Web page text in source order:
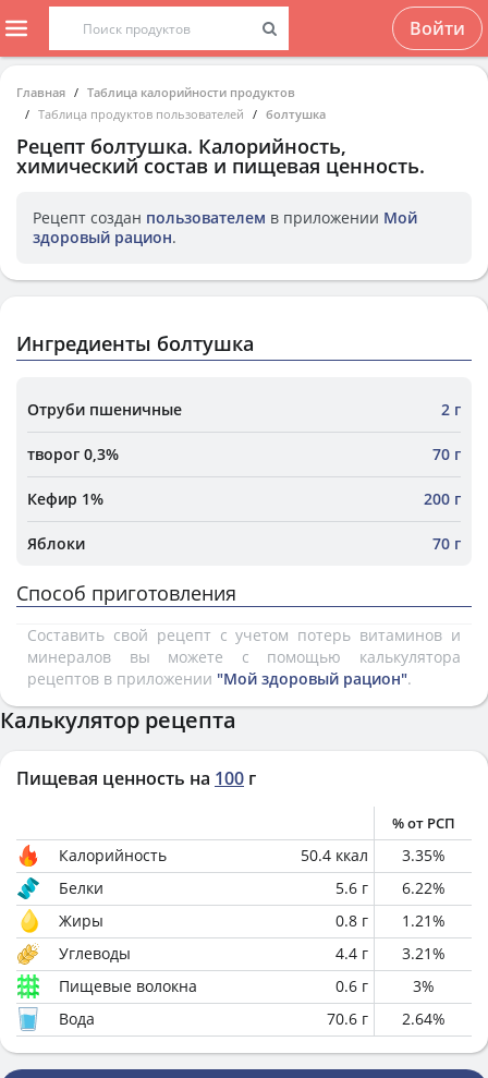
Войти
Главная
Таблица калорийности продуктов
Таблица продуктов пользователей
болтушка
Рецепт болтушка. Калорийность,
химический состав и пищевая ценность.
Рецепт создан пользователем в приложении Мой
здоровый рацион.
Ингредиенты болтушка
Отруби пшеничные 2 г
творог 0,3% 70 г
Кефир 1% 200 г
Яблоки 70 г
Способ приготовления
Составить свой рецепт с учетом потерь витаминов и
минералов вы можете с помощью калькулятора
рецептов в приложении "Мой здоровый рацион".
Калькулятор рецепта
Пищевая ценность на 100 г
% от РСП
Калорийность 50.4 ккал 3.35%
Белки
5.6 г 6.22%
Жиры
0.8 г 1.21%
Углеводы
4.4 г 3.21%
Пищевые волокна
0.6 г 3%
Вода
70.6 г 2.64%